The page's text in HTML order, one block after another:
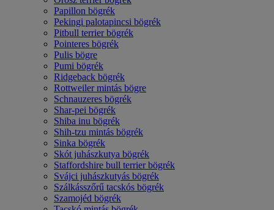
Papillon bögrék
Pekingi palotapincsi bögrék
Pitbull terrier bögrék
Pointeres bögrék
Pulis bögre
Pumi bögrék
Ridgeback bögrék
Rottweiler mintás bögre
Schnauzeres bögrék
Shar-pei bögrék
Shiba inu bögrék
Shih-tzu mintás bögrék
Sinka bögrék
Skót juhászkutya bögrék
Staffordshire bull terrier bögrék
Svájci juhászkutyás bögrék
Szálkásszőrű tacskós bögrék
Szamojéd bögrék